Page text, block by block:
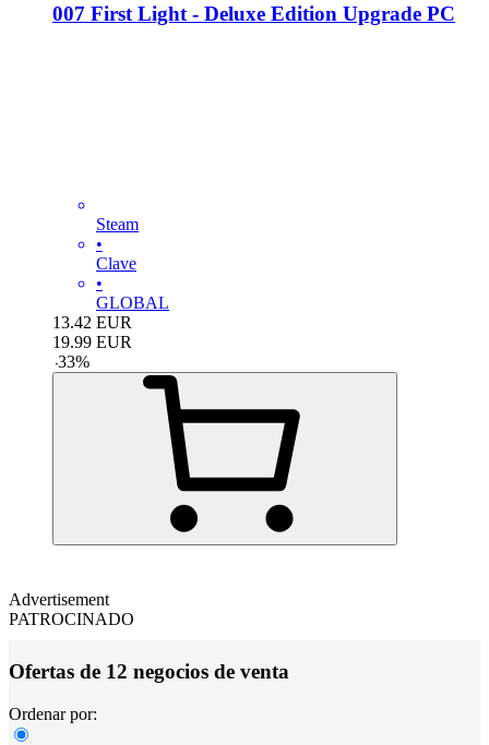
007 First Light - Deluxe Edition Upgrade PC
Steam
•
Clave
•
GLOBAL
13.42 EUR
19.99 EUR
-33%
Advertisement
PATROCINADO
Ofertas de 12 negocios de venta
Ordenar por: